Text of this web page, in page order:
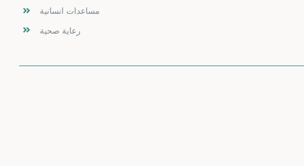
مساعدات انسانية
رعاية صحية